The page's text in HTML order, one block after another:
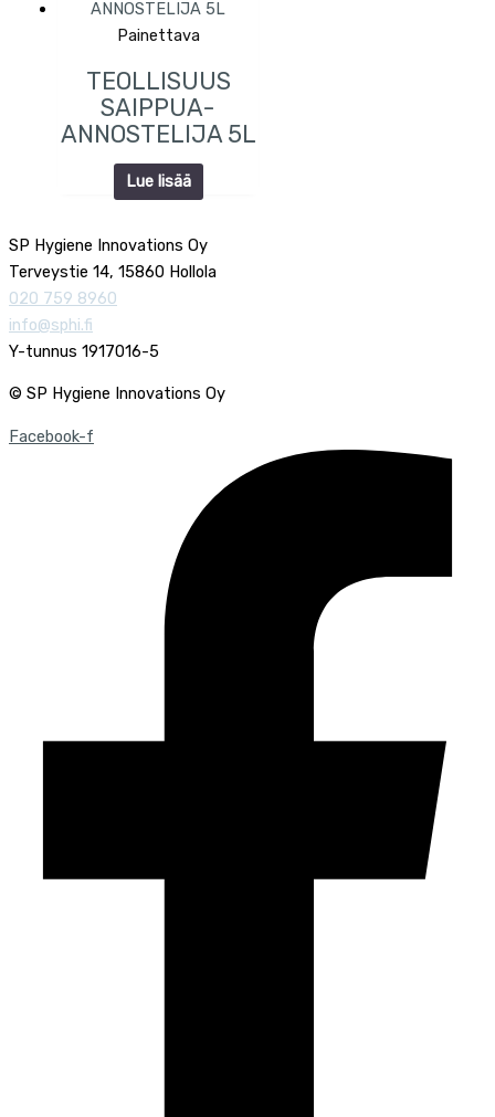
Painettava
TEOLLISUUS
SAIPPUA-
ANNOSTELIJA 5L
Lue lisää
SP Hygiene Innovations Oy
Terveystie 14, 15860 Hollola
020 759 8960
info@sphi.fi
Y-tunnus 1917016-5
© SP Hygiene Innovations Oy
Facebook-f